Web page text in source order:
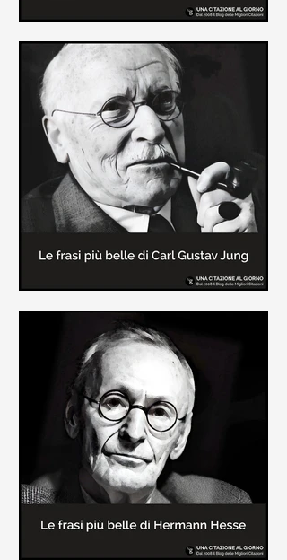
Le frasi più belle di Andrea
Camilleri
In questa sezione sono raccolte le
frasi più belle di Andrea Camilleri, il
creatore dei libri sulle vicende del
Commissario Montalbano
Le frasi più belle di Carl Gustav
In questa pagina sono raccolte le
frasi più belle di Carl Gustav Jung
tratte dai suoi libri più significativi
come "Libro Rosso"